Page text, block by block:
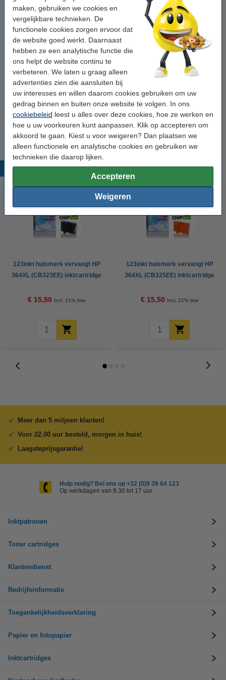
maken, gebruiken we cookies en
vergelijkbare technieken. De
functionele cookies zorgen ervoor dat
de website goed werkt. Daarnaast
hebben ze een analytische functie die
ons helpt de website continu te
verbeteren. We laten u graag alleen
advertenties zien die aansluiten bij
uw interesses en willen daarom cookies gebruiken om uw
gedrag binnen en buiten onze website te volgen. In ons
cookiebeleid leest u alles over deze cookies, hoe ze werken en
hoe u uw voorkeuren kunt aanpassen. Klik op accepteren om
akkoord te gaan. Kiest u voor weigeren? Dan plaatsen we
alleen functionele en analytische cookies en gebruiken we
technieken die daarop lijken.
Accepteren
Weigeren
Wij adviseren u om deze cartridge i.p.v. de originele cartridge te
nemen.
Tip: kleur bestellen
HP 364XL kleur cyaan/magenta/geel (123inkt
huismerk) voor€ 35,-
Tip: multipack bestellen
Zwart + 3 kleuren (123inkt huismerk) voor € 49,50
Populaire producten
123inkt huismerk vervangt HP
364XL (CB323EE) inktcartridge
€ 15,50 Incl. 21% btw
123inkt huismerk vervangt HP
364XL (CB325EE) inktcartridge
€ 15,50 Incl. 21% btw
Meer dan 5 miljoen klanten!
Voor 22.00 uur besteld, morgen in huis!
Laagsteprijsgarantie!
Hulp nodig? Bel ons op +32 (0)9 39 64 123
Op werkdagen van 8.30 tot 17 uur
Inktpatronen
Toner cartridges
Klantendienst
Bedrijfsinformatie
Toegankelijkheidsverklaring
Papier en fotopapier
Inktcartridges